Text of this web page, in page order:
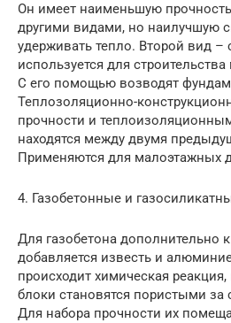
Он имеет наименьшую
другими видами, но наилучшую
удерживать тепло. Второй вид
используется для
С его помощью возводят
Теплозоляционно-
прочности и
находятся между двумя
Применяются для малоэтажных
4. Газобетонные и
Для газобетона дополнительно
добавляется известь и
происходит химическая реакция,
блоки становятся пористыми за
Для набора прочности их